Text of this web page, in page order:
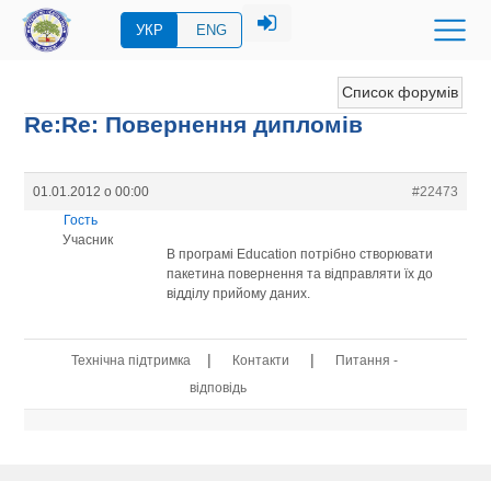
УКР ENG
Список форумів
Re:Re: Повернення дипломів
01.01.2012 о 00:00
#22473
Гость
Учасник
В програмі Education потрібно створювати
пакетина повернення та відправляти їх до
відділу прийому даних.
Технічна підтримка | Контакти |
Питання -
відповідь